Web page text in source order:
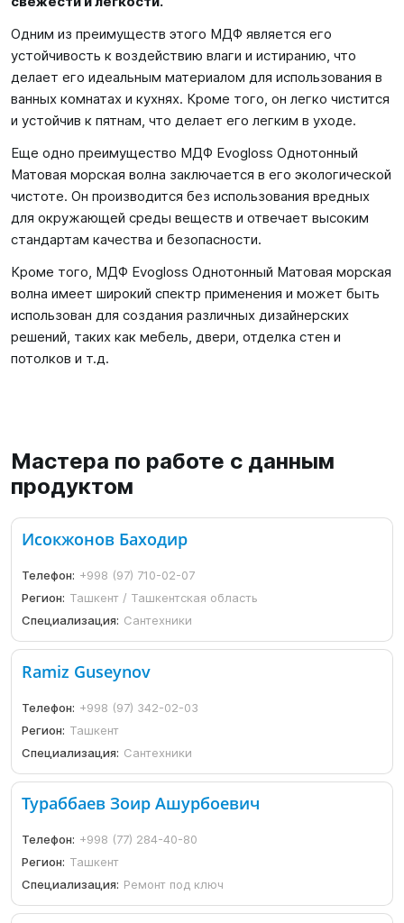
Одним из преимуществ этого МДФ является его
устойчивость к воздействию влаги и истиранию, что
делает его идеальным материалом для использования в
ванных комнатах и кухнях. Кроме того, он легко чистится
и устойчив к пятнам, что делает его легким в уходе.
Еще одно преимущество МДФ Evogloss Однотонный
Матовая морская волна заключается в его экологической
чистоте. Он производится без использования вредных
для окружающей среды веществ и отвечает высоким
стандартам качества и безопасности.
Кроме того, МДФ Evogloss Однотонный Матовая морская
волна имеет широкий спектр применения и может быть
использован для создания различных дизайнерских
решений, таких как мебель, двери, отделка стен и
потолков и т.д.
Мастера по работе с данным
продуктом
Исокжонов Баходир
Телефон: +998 (97) 710-02-07
Регион: Ташкент / Ташкентская область
Специализация: Сантехники
Ramiz Guseynov
Телефон: +998 (97) 342-02-03
Регион: Ташкент
Специализация: Сантехники
Тураббаев Зоир Ашурбоевич
Телефон: +998 (77) 284-40-80
Регион: Ташкент
Специализация: Ремонт под ключ